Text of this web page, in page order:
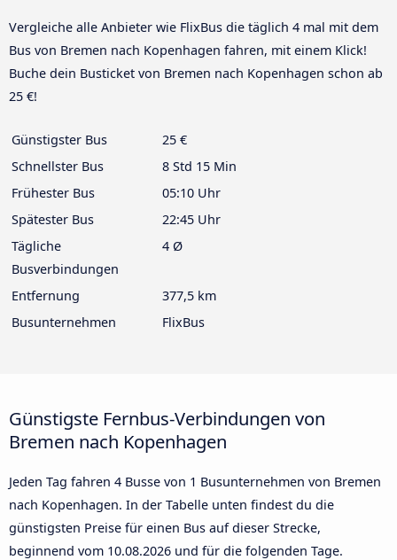
Vergleiche alle Anbieter wie FlixBus die täglich 4 mal mit dem
Bus von Bremen nach Kopenhagen fahren, mit einem Klick!
Buche dein Busticket von Bremen nach Kopenhagen schon ab
25 €!
Günstigster Bus
25 €
Schnellster Bus
8 Std 15 Min
Frühester Bus
05:10 Uhr
Spätester Bus
22:45 Uhr
Tägliche
Busverbindungen
4 Ø
Entfernung
377,5 km
Busunternehmen
FlixBus
Günstigste Fernbus-Verbindungen von
Bremen nach Kopenhagen
Jeden Tag fahren 4 Busse von 1 Busunternehmen von Bremen
nach Kopenhagen. In der Tabelle unten findest du die
günstigsten Preise für einen Bus auf dieser Strecke,
beginnend vom 10.08.2026 und für die folgenden Tage.